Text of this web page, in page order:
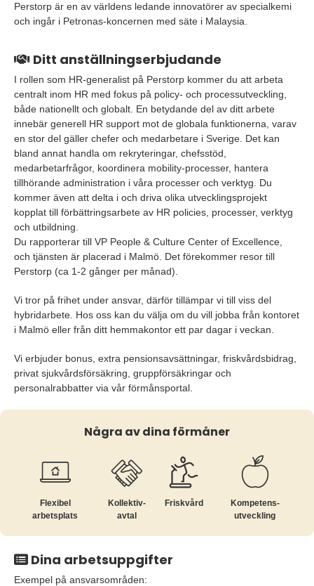
Perstorp är en av världens ledande innovatörer av specialkemi
och ingår i Petronas-koncernen med säte i Malaysia.
Ditt anställningserbjudande
I rollen som HR-generalist på Perstorp kommer du att arbeta
centralt inom HR med fokus på policy- och processutveckling,
både nationellt och globalt. En betydande del av ditt arbete
innebär generell HR support mot de globala funktionerna, varav
en stor del gäller chefer och medarbetare i Sverige. Det kan
bland annat handla om rekryteringar, chefsstöd,
medarbetarfrågor, koordinera mobility-processer, hantera
tillhörande administration i våra processer och verktyg. Du
kommer även att delta i och driva olika utvecklingsprojekt
kopplat till förbättringsarbete av HR policies, processer, verktyg
och utbildning.
Du rapporterar till VP People & Culture Center of Excellence,
och tjänsten är placerad i Malmö. Det förekommer resor till
Perstorp (ca 1-2 gånger per månad).
Vi tror på frihet under ansvar, därför tillämpar vi till viss del
hybridarbete. Hos oss kan du välja om du vill jobba från kontoret
i Malmö eller från ditt hemmakontor ett par dagar i veckan.
Vi erbjuder bonus, extra pensionsavsättningar, friskvårdsbidrag,
privat sjukvårdsförsäkring, gruppförsäkringar och
personalrabbatter via vår förmånsportal.
Några av dina förmåner
Flexibel
arbetsplats
Kollektiv­
avtal
Friskvård
Kompetens­
utveckling
Dina arbetsuppgifter
Exempel på ansvarsområden: